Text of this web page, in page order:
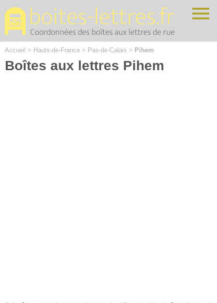
Accueil > Hauts-de-France > Pas-de-Calais > Pihem
Boîtes aux lettres Pihem